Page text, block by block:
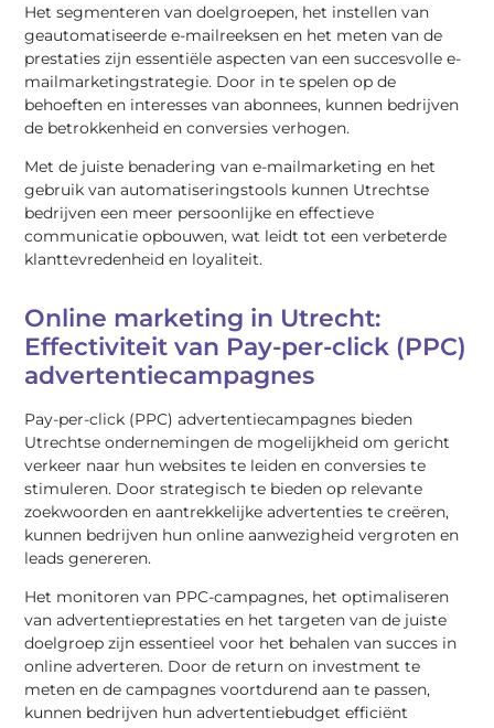
Het segmenteren van doelgroepen, het instellen van
geautomatiseerde e-mailreeksen en het meten van de
prestaties zijn essentiële aspecten van een succesvolle e-
mailmarketingstrategie. Door in te spelen op de
behoeften en interesses van abonnees, kunnen bedrijven
de betrokkenheid en conversies verhogen.
Met de juiste benadering van e-mailmarketing en het
gebruik van automatiseringstools kunnen Utrechtse
bedrijven een meer persoonlijke en effectieve
communicatie opbouwen, wat leidt tot een verbeterde
klanttevredenheid en loyaliteit.
Online marketing in Utrecht:
Effectiviteit van Pay-per-click (PPC)
advertentiecampagnes
Pay-per-click (PPC) advertentiecampagnes bieden
Utrechtse ondernemingen de mogelijkheid om gericht
verkeer naar hun websites te leiden en conversies te
stimuleren. Door strategisch te bieden op relevante
zoekwoorden en aantrekkelijke advertenties te creëren,
kunnen bedrijven hun online aanwezigheid vergroten en
leads genereren.
Het monitoren van PPC-campagnes, het optimaliseren
van advertentieprestaties en het targeten van de juiste
doelgroep zijn essentieel voor het behalen van succes in
online adverteren. Door de return on investment te
meten en de campagnes voortdurend aan te passen,
kunnen bedrijven hun advertentiebudget efficiënt